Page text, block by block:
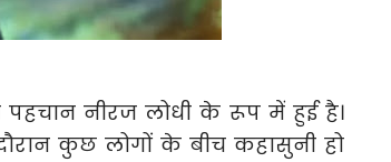
नीरज लोधी के रूप में हुई है।
कुछ लोगों के बीच कहासुनी हो